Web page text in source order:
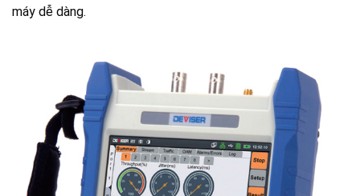
máy dễ dàng.